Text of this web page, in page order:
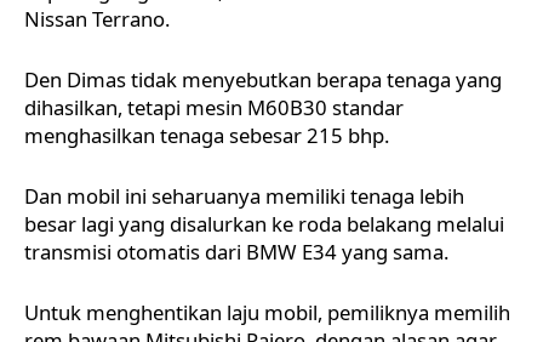
Nissan Terrano.
Den Dimas tidak menyebutkan berapa tenaga yang
dihasilkan, tetapi mesin M60B30 standar
menghasilkan tenaga sebesar 215 bhp.
Dan mobil ini seharuanya memiliki tenaga lebih
besar lagi yang disalurkan ke roda belakang melalui
transmisi otomatis dari BMW E34 yang sama.
Untuk menghentikan laju mobil, pemiliknya memilih